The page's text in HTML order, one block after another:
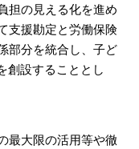
担の見える化を進め
支援勘定と労働保険
部分を統合し、子ど
創設することとし
最大限の活用等や徹